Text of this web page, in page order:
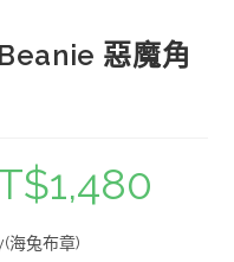
惡魔角
1,480
海兔布章)